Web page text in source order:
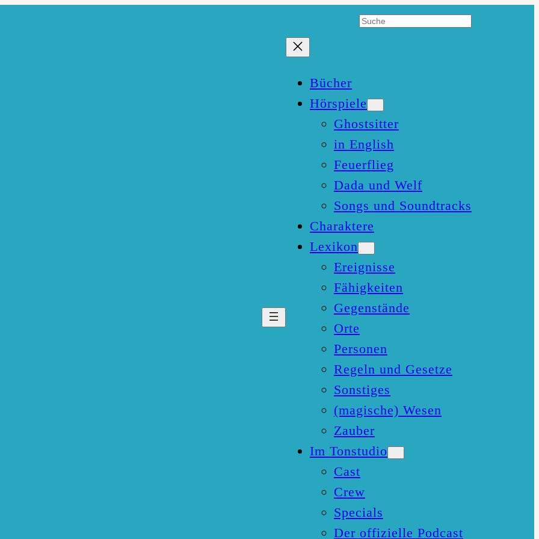
Suchen
Bücher
Hörspiele
Ghostsitter
in English
Feuerflieg
Dada und Welf
Songs und Soundtracks
Charaktere
Lexikon
Ereignisse
Fähigkeiten
Gegenstände
Orte
Personen
Regeln und Gesetze
Sonstiges
(magische) Wesen
Zauber
Im Tonstudio
Cast
Crew
Specials
Der offizielle Podcast